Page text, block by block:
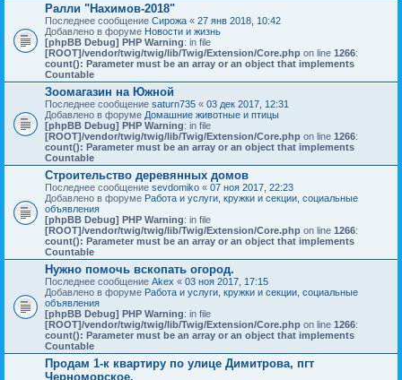
Ралли "Нахимов-2018"
Последнее сообщение Сирожа « 27 янв 2018, 10:42
Добавлено в форуме Новости и жизнь
[phpBB Debug] PHP Warning: in file
[ROOT]/vendor/twig/twig/lib/Twig/Extension/Core.php on line 1266:
count(): Parameter must be an array or an object that implements
Countable
Зоомагазин на Южной
Последнее сообщение saturn735 « 03 дек 2017, 12:31
Добавлено в форуме Домашние животные и птицы
[phpBB Debug] PHP Warning: in file
[ROOT]/vendor/twig/twig/lib/Twig/Extension/Core.php on line 1266:
count(): Parameter must be an array or an object that implements
Countable
Строительство деревянных домов
Последнее сообщение sevdomiko « 07 ноя 2017, 22:23
Добавлено в форуме Работа и услуги, кружки и секции, социальные
объявления
[phpBB Debug] PHP Warning: in file
[ROOT]/vendor/twig/twig/lib/Twig/Extension/Core.php on line 1266:
count(): Parameter must be an array or an object that implements
Countable
Нужно помочь вскопать огород.
Последнее сообщение Akex « 03 ноя 2017, 17:15
Добавлено в форуме Работа и услуги, кружки и секции, социальные
объявления
[phpBB Debug] PHP Warning: in file
[ROOT]/vendor/twig/twig/lib/Twig/Extension/Core.php on line 1266:
count(): Parameter must be an array or an object that implements
Countable
Продам 1-к квартиру по улице Димитрова, пгт
Черноморское.